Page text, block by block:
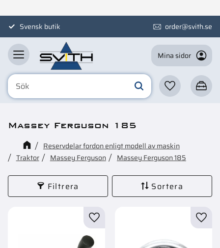
MenySvensk butik order@svith.se
Mina sidor
Favoriter
Massey Ferguson 185
Reservdelar fordon enligt modell av maskin
Traktor
Massey Ferguson Massey Ferguson 185
Filtrera Sortera
Lägg till i favoriter